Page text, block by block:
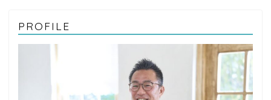
PROFILE